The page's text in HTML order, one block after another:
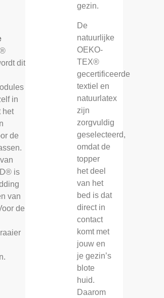
dit
in
het
de
is
van
de
gezin.
De
natuurlijke
OEKO-
TEX®
gecertificeerde
textiel en
natuurlatex
zijn
zorgvuldig
geselecteerd,
omdat de
topper
het deel
van het
bed is dat
direct in
contact
komt met
jouw en
je gezin’s
blote
huid.
Daarom